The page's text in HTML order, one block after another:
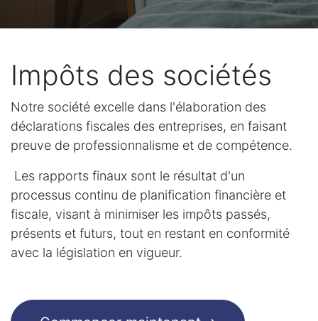
Impôts des sociétés
Notre société excelle dans l'élaboration des
déclarations fiscales des entreprises, en faisant
preuve de professionnalisme et de compétence.
Les rapports finaux sont le résultat d'un
processus continu de planification financière et
fiscale, visant à minimiser les impôts passés,
présents et futurs, tout en restant en conformité
avec la législation en vigueur.